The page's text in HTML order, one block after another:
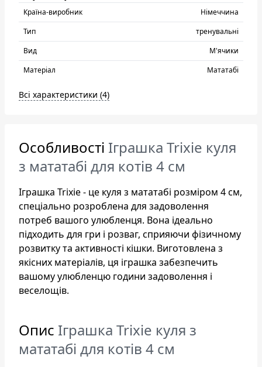
Країна-виробник
Нiмеччина
Тип
тренувальні
Вид
М'ячики
Матеріал
Мататабі
Всі характеристики (4)
Особливості Іграшка Trixie куля
з мататабі для котів 4 см
Іграшка Trixie - це куля з мататабі розміром 4 см,
спеціально розроблена для задоволення
потреб вашого улюбленця. Вона ідеально
підходить для гри і розваг, сприяючи фізичному
розвитку та активності кішки. Виготовлена з
якісних матеріалів, ця іграшка забезпечить
вашому улюбленцю години задоволення і
веселощів.
Опис Іграшка Trixie куля з
мататабі для котів 4 см